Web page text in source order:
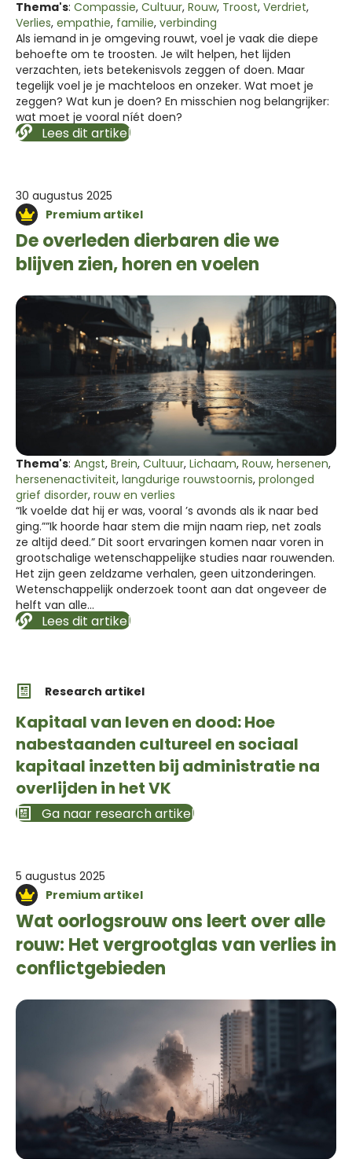
Thema's: Compassie, Cultuur, Rouw, Troost, Verdriet,
Verlies, empathie, familie, verbinding
Als iemand in je omgeving rouwt, voel je vaak die diepe
behoefte om te troosten. Je wilt helpen, het lijden
verzachten, iets betekenisvols zeggen of doen. Maar
tegelijk voel je je machteloos en onzeker. Wat moet je
zeggen? Wat kun je doen? En misschien nog belangrijker:
wat moet je vooral níét doen?
Lees dit artikel
30 augustus 2025
Premium artikel
De overleden dierbaren die we
blijven zien, horen en voelen
Thema's: Angst, Brein, Cultuur, Lichaam, Rouw, hersenen,
hersenenactiviteit, langdurige rouwstoornis, prolonged
grief disorder, rouw en verlies
“Ik voelde dat hij er was, vooral ’s avonds als ik naar bed
ging.””Ik hoorde haar stem die mijn naam riep, net zoals
ze altijd deed.” Dit soort ervaringen komen naar voren in
grootschalige wetenschappelijke studies naar rouwenden.
Het zijn geen zeldzame verhalen, geen uitzonderingen.
Wetenschappelijk onderzoek toont aan dat ongeveer de
helft van alle…
Lees dit artikel
Research artikel
Kapitaal van leven en dood: Hoe
nabestaanden cultureel en sociaal
kapitaal inzetten bij administratie na
overlijden in het VK
Ga naar research artikel
5 augustus 2025
Premium artikel
Wat oorlogsrouw ons leert over alle
rouw: Het vergrootglas van verlies in
conflictgebieden